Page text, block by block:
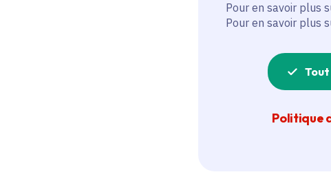
Pour en savoir plus
Pour en savoir plus
Politique